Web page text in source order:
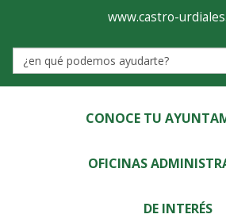
Ayuntamiento
de
Castro-
Urdiales
www.castro-
Label
CONOCE TU
OFICINAS
DE INTERÉS